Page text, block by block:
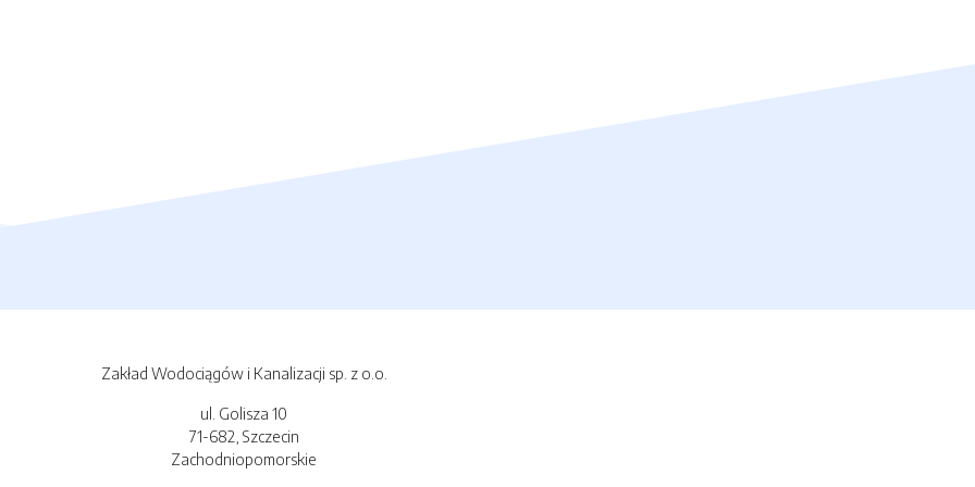
Zakład Wodociągów i Kanalizacji sp. z o.o.
ul. Golisza 10
71-682, Szczecin
Zachodniopomorskie